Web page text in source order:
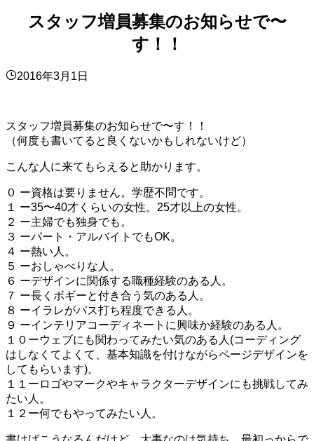
スタッフ増員募集のお知らせで〜
す！！
2016年3月1日
スタッフ増員募集のお知らせで〜す！！
（何度も書いてると良くないかもしれないけど）
こんな人に来てもらえると助かります。
０ ー資格は要りません。学歴不問です。
１ ー35〜40才くらいの女性。25才以上の女性。
２ ー主婦でも独身でも。
３ ーパート・アルバイトでもOK。
４ ー熱い人。
５ ーおしゃべりな人。
６ ーデザインに関係する職種経験のある人。
７ ー長くボギーと付き合う気のある人。
８ ーイラレがパス打ち程度できる人。
９ ーインテリアコーディネートに興味か経験のある人。
１０ーウェブにも関わってみたい気のある人(コーディング
はしなくてよくて、基本知識を付けながらページデザインを
してもらいます)。
１１ーロゴやマークやキャラクターデザインにも挑戦してみ
たい人。
１２ー何でもやってみたい人。